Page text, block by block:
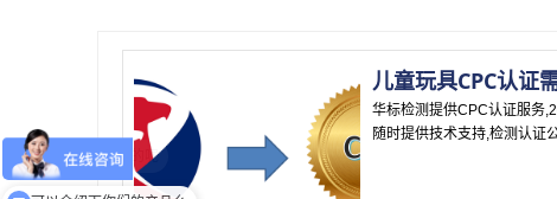
儿童玩具CPC认证
华标检测提供CPC认证服务
随时提供技术支持,检测认证